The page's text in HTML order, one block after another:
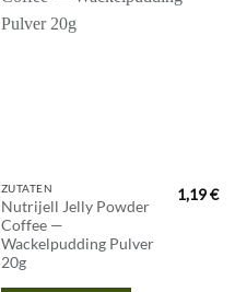
Zur
ZUTATEN
Nutrijell Jelly Powder
Coffee —
Wackelpudding Pulver
20g
1,19€